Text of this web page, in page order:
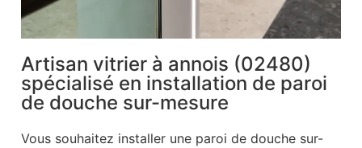
Artisan vitrier à annois (02480)
spécialisé en installation de paroi
de douche sur-mesure
Vous souhaitez installer une paroi de douche sur-